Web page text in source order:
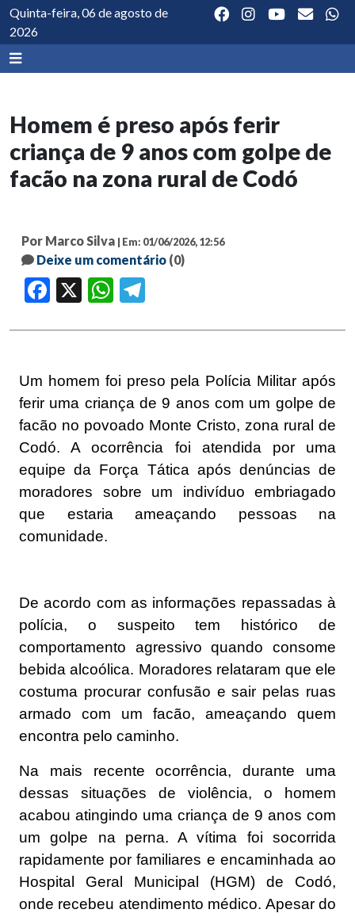
Quinta-feira, 06 de agosto de
2026
Homem é preso após ferir
criança de 9 anos com golpe de
facão na zona rural de Codó
Por Marco Silva | Em: 01/06/2026, 12:56
Deixe um comentário (0)
Facebook WhatsApp
Um homem foi preso pela Polícia Militar após
ferir uma criança de 9 anos com um golpe de
facão no povoado Monte Cristo, zona rural de
Codó. A ocorrência foi atendida por uma
equipe da Força Tática após denúncias de
moradores sobre um indivíduo embriagado
que estaria ameaçando pessoas na
comunidade.
De acordo com as informações repassadas à
polícia, o suspeito tem histórico de
comportamento agressivo quando consome
bebida alcoólica. Moradores relataram que ele
costuma procurar confusão e sair pelas ruas
armado com um facão, ameaçando quem
encontra pelo caminho.
Na mais recente ocorrência, durante uma
dessas situações de violência, o homem
acabou atingindo uma criança de 9 anos com
um golpe na perna. A vítima foi socorrida
rapidamente por familiares e encaminhada ao
Hospital Geral Municipal (HGM) de Codó,
onde recebeu atendimento médico. Apesar do